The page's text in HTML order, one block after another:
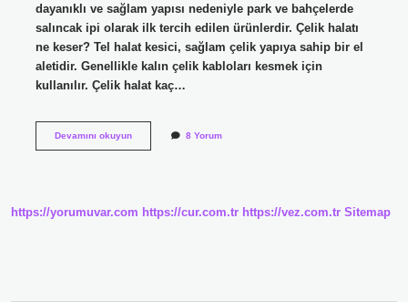
dayanıklı ve sağlam yapısı nedeniyle park ve bahçelerde
salıncak ipi olarak ilk tercih edilen ürünlerdir. Çelik halatı
ne keser? Tel halat kesici, sağlam çelik yapıya sahip bir el
aletidir. Genellikle kalın çelik kabloları kesmek için
kullanılır. Çelik halat kaç…
Devamını okuyunÇelik
8 Yorum
https://yorumuvar.com https://cur.com.tr https://vez.com.tr Sitemap